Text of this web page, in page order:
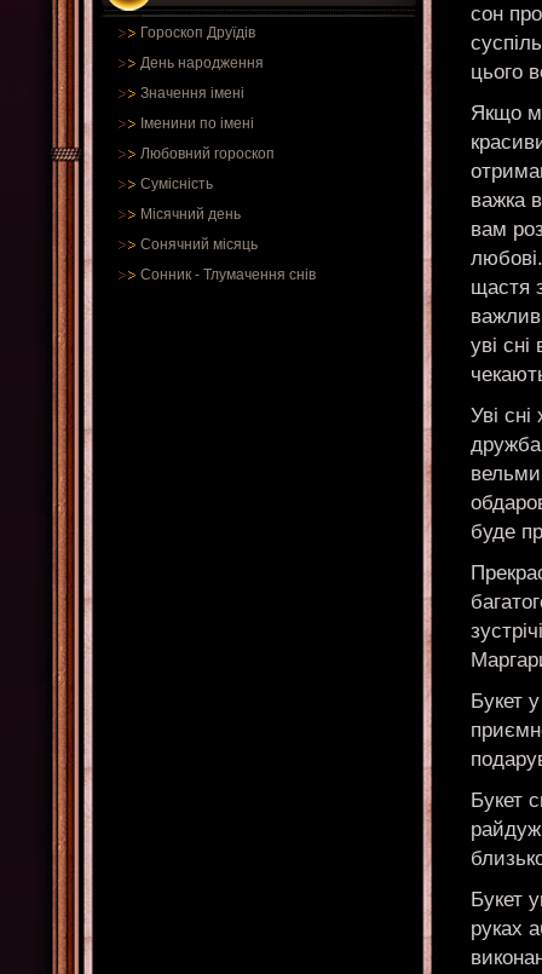
Гороскоп Друїдів
День народження
Значення імені
Іменини по імені
Любовний гороскоп
Сумісність
Місячний день
Сонячний місяць
Сонник - Тлумачення снів
сон
цього
Якщо
важка
вам
щастя
уві
Уві
буде
Букет
Букет
Букет
руках